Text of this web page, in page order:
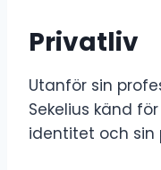
Privatliv
Utanför sin
Sekelius känd
identitet och sin